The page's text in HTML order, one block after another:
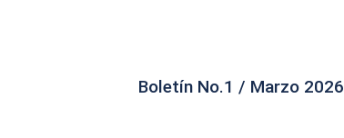
Boletín No.1 / Marzo 2026